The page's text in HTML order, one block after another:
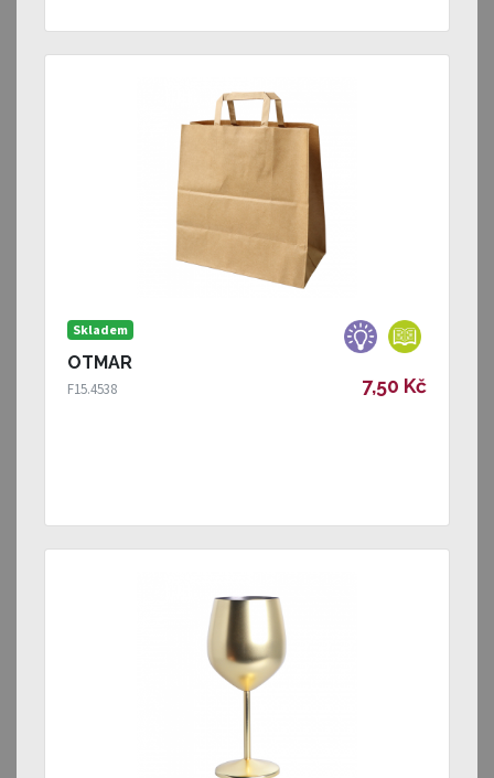
Skladem
OTMAR
F15.4538 7,50 Kč